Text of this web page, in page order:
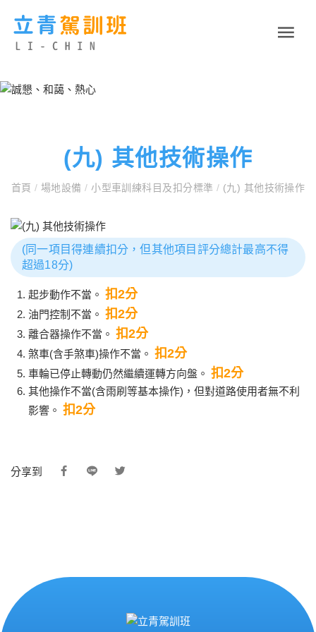
(九) 其他技術操作
首頁/ 場地設備/ 小型車訓練科目及扣分標準 / (九) 其他技術操作
(同一項目得連續扣分，但其他項目評分總計最高不得
超過18分)
起步動作不當。 扣2分
油門控制不當。 扣2分
離合器操作不當。 扣2分
煞車(含手煞車)操作不當。 扣2分
車輪已停止轉動仍然繼續運轉方向盤。 扣2分
其他操作不當(含雨刷等基本操作)，但對道路使用者無不利
影響。 扣2分
分享到